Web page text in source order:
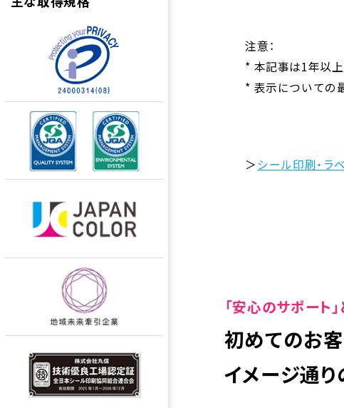
注意：
* 本記事は1年以
* 表示についての
＞シール印刷・ラ
「安心のサポート
初めてのお
イメージ通